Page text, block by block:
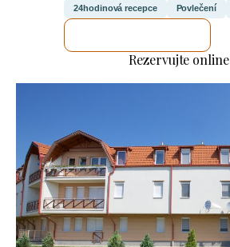
24hodinová recepce Povlečení
Rezervujte online